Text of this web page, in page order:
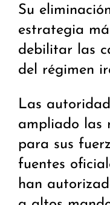
Su
estrategia
debilitar las
del régimen
Las
ampliado las
para sus
fuentes
han